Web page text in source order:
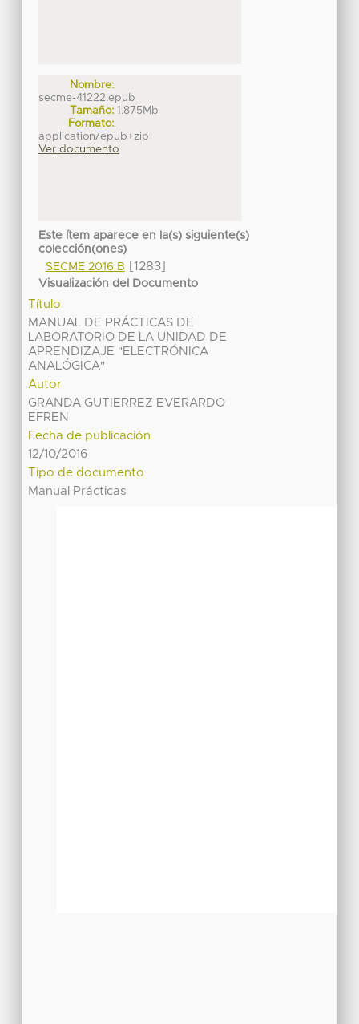
Nombre:
secme-41222.epub
Tamaño: 1.875Mb
Formato:
application/epub+zip
Ver documento
Este ítem aparece en la(s) siguiente(s)
colección(ones)
SECME 2016 B
[1283]
Visualización del Documento
Título
MANUAL DE PRÁCTICAS DE
LABORATORIO DE LA UNIDAD DE
APRENDIZAJE "ELECTRÓNICA
ANALÓGICA"
Autor
GRANDA GUTIERREZ EVERARDO
EFREN
Fecha de publicación
12/10/2016
Tipo de documento
Manual Prácticas